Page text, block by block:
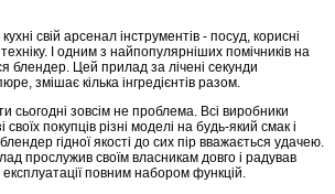
свій арсенал інструментів - посуд, корисні
І одним з найпопулярніших помічників на
блендер. Цей прилад за лічені секунди
змішає кілька інгредієнтів разом.
сьогодні зовсім не проблема. Всі виробники
покупців різні моделі на будь-який смак і
гідної якості до сих пір вважається удачею.
прослужив своїм власникам довго і радував
повним набором функцій.